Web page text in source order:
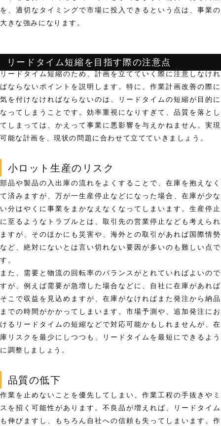
を、適切なタイミングで市場に投入できる という点は、事業の
大きな強みになります。
リードタイム短縮を目指す際の注意点
リードタイム短縮のため、計画を立てていく際に注意しなけれ
ばならないポイントを説明します。特に、作業計画改善の際に
気を付けなければならないのは、
リードタイムの短縮が目的に
なってしまうこと です。効率重視になりすぎて、品質を落とし
てしまっては、かえって事業に悪影響を与えかねません。実現
可能な計画を、現状の問題に合わせて立てていきましょう。
小ロット生産のリスク
部品や製品の入出庫の流れをよくすることで、在庫を抱えなく
て済みますが、万が一生産停止などになった場合、在庫が少な
い分はやくに事業をまかなえなくなってしまいます。生産停止
に至るようなトラブルとは、取引先の営業停止なども考えられ
ますが、そのほかにも災害や、海外との取引があれば国際情勢
など、絶対にないとは言い切れない要因が多いのも難しい点で
す。
また、需要と物流の回転率のバランスがとれていればよいので
すが、例えば需要が急増した場合などに、自社に在庫があれば
そこで収益を見込めますが、在庫がなければまた発注から納品
までの時間がかかってしまいます。市場予測や、追加発注にお
けるリードタイムの短縮などで対応可能かもしれませんが、在
庫リスクを最少にしつつも、リードタイムを最短にできるよう
に調整しましょう。
品質の低下
作業を止めないことを優先してしまい、作業工程の手抜きやミ
スを招く可能性があります。不良品が増えれば、リードタイム
も伸びますし、もちろん自社への信頼も失ってしまいます。作